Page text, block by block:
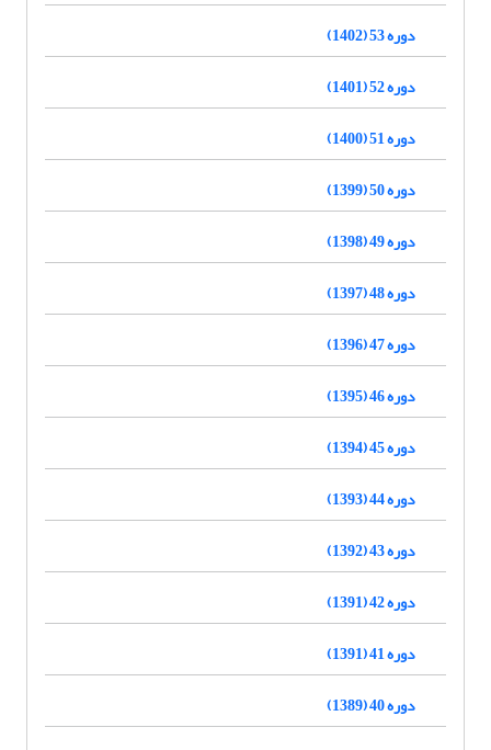
دوره 53 (1402)
دوره 52 (1401)
دوره 51 (1400)
دوره 50 (1399)
دوره 49 (1398)
دوره 48 (1397)
دوره 47 (1396)
دوره 46 (1395)
دوره 45 (1394)
دوره 44 (1393)
دوره 43 (1392)
دوره 42 (1391)
دوره 41 (1391)
دوره 40 (1389)